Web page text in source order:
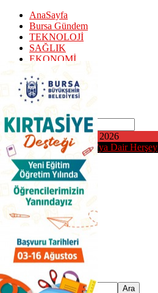
AnaSayfa
Bursa Gündem
TEKNOLOJİ
SAĞLIK
EKONOMİ
SPOR
EDİTÖR Y.
KÜNYE
Ara
Cumartesi, Ağustos 8, 2026
Bursa'daMedya | Bursa'ya Dair Herşey
AnaSayfa
Bursa Gündem
TEKNOLOJİ
EKONOMİ
SPOR
EDİTÖR Y.
KÜNYE